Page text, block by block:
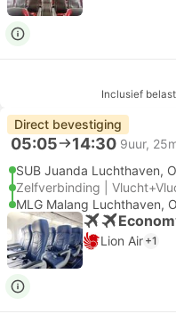
Inclusief
Direct bevestiging
05:05 14:30 9uur,
SUB Juanda Luchthaven,
Zelfverbinding |
MLG Malang Luchthaven,
Lion Air +1